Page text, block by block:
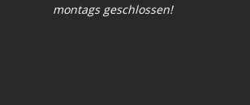
montags geschlossen!